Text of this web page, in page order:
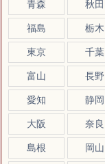
青森 秋田
福島 栃木
東京 千葉
富山 長野
愛知 静岡
大阪 奈良
島根 岡山